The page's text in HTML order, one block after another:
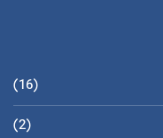
(16)
(2)